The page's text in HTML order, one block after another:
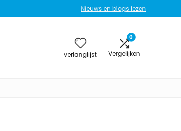
Nieuws en blogs lezen
verlanglijst
0
Vergelijken